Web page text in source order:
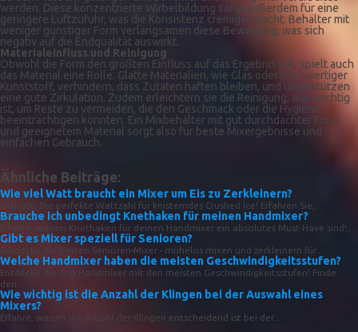
werden. Diese konzentrierte Wirbelbildung sorgt außerdem für eine
geringere Luftzufuhr, was die Konsistenz cremiger macht. Behälter mit
weniger günstiger Form verlangsamen diese Bewegung, was sich
negativ auf die Endqualität auswirkt.
Materialeinfluss und Reinigung
Obwohl die Form den größten Einfluss auf das Ergebnis hat, spielt auch
das Material eine Rolle. Glatte Materialien, wie Glas oder hochwertiger
Kunststoff, verhindern, dass Zutaten haften bleiben, und unterstützen
eine gute Zirkulation. Zudem erleichtern sie die Reinigung, was wichtig
ist, um Reste zu vermeiden, die den Geschmack oder die Hygiene
beeinträchtigen könnten. Ein Mixbehälter mit gut durchdachter Form
und geeignetem Material sorgt also für beste Mixergebnisse und
einfachen Gebrauch.
Ähnliche Beiträge:
Wie viel Watt braucht ein Mixer um Eis zu Zerkleinern?
Enthüllt: Die perfekte Wattzahl für knisterndes Crushed Ice! Erfahren Sie,...
Brauche ich unbedingt Knethaken für meinen Handmixer?
Erfahre, warum Knethaken für deinen Handmixer ein absolutes Must-Have sind!...
Gibt es Mixer speziell für Senioren?
Entdecke die besten Senioren-Mixer - mühelos mixen und zerkleinern für...
Welche Handmixer haben die meisten Geschwindigkeitsstufen?
Entdecke die Top Handmixer mit den meisten Geschwindigkeitsstufen! Finde
den...
Wie wichtig ist die Anzahl der Klingen bei der Auswahl eines
Mixers?
Erfahre, warum die Anzahl der Klingen entscheidend ist bei der...